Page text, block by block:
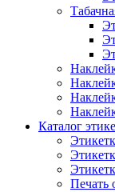
Каталог
Печать